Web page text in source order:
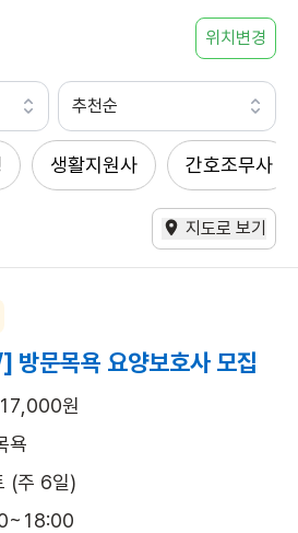
위치변경
추천순
생활지원사 간호조무사
지도로 보기
방문목욕 요양보호사 모집
원
욕
(주 6일)